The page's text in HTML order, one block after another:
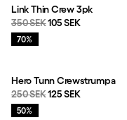
Link Thin Crew 3pk
Originalpris:
350 SEKReapris:
105 SEK
Rea:
70%
Hero Tunn Crewstrumpa
Originalpris:
250 SEKReapris:
125 SEK
Rea:
50%